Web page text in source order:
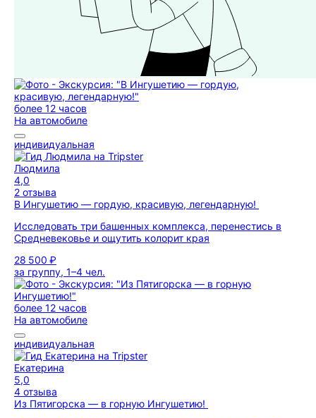
более 12 часов
На автомобиле
индивидуальная
Людмила
4,0
2 отзыва
В Ингушетию — гордую, красивую, легендарную!
Исследовать три башенных комплекса, перенестись в
Средневековье и ощутить колорит края
28 500 ₽
за группу, 1–4 чел.
более 12 часов
На автомобиле
индивидуальная
Екатерина
5,0
4 отзыва
Из Пятигорска — в горную Ингушетию!